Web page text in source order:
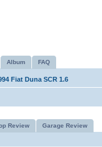
Album FAQ
Fiat Duna SCR 1.6
Review Garage Review